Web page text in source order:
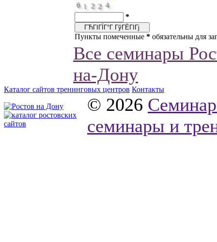
*
Пункты помеченные * обязательны для
Все семинары
на-Дону
Каталог сайтов тренинговых центров Контакты
© 2026
семинары и